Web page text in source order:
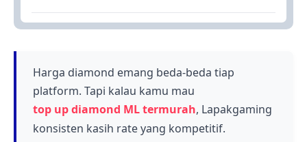
Waktu terbaik untuk menggunakan Fanny
dimanfaatkan secara maksimal.
Harga diamond emang beda-beda tiap
platform. Tapi kalau kamu mau
top up diamond ML termurah, Lapakgaming
konsisten kasih rate yang kompetitif.